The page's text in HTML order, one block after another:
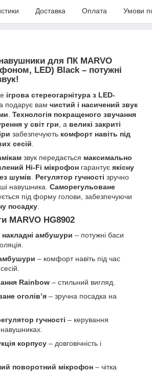
Доставка Оплата Умови
навушники для ПК MARVO
LED) Black – потужні
ігрова стереогарнітура з LED-
подарує вам чистий і насичений звук
Технологія покращеного звучання
у світ гри , а великі закриті
забезпечують комфорт навіть під
сесій
звук передається максимально
Hi-Fi мікрофон гарантує якісну
шумів
Регулятор гучності зручно
навушника. Саморегульоване
під форму голови, забезпечуючи
посадку
MARVO HG8902
амбушури – потужні баси
амбушури – комфорт навіть під час
Rainbow – стильний вигляд.
оголів’я – зручна посадка на
гучності – керування
корпусу – довговічність і
поворотний мікрофон – чітка